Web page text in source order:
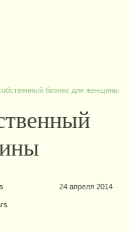
бизнес для женщины
24 апреля 2014